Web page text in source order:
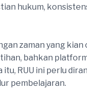
hukum,
zaman yang kian
bahkan
RUU ini perlu
pembelajaran.